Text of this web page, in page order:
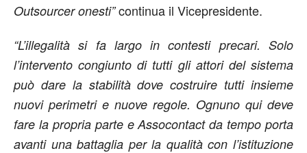
Outsourcer onesti”continua il Vicepresidente.
“L’illegalità si fa largo in contesti precari. Solo
l’intervento congiunto di tutti gli attori del sistema
può dare la stabilità dove costruire tutti insieme
nuovi perimetri e nuove regole. Ognuno qui deve
fare la propria parte e Assocontact da tempo porta
avanti una battaglia per la qualità con l’istituzione